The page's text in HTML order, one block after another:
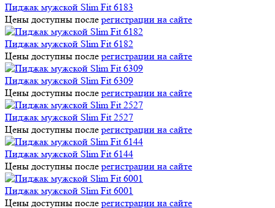
Пиджак мужской Slim Fit 6183
Цены доступны после регистрации на сайте
Пиджак мужской Slim Fit 6182
Цены доступны после регистрации на сайте
Пиджак мужской Slim Fit 6309
Цены доступны после регистрации на сайте
Пиджак мужской Slim Fit 2527
Цены доступны после регистрации на сайте
Пиджак мужской Slim Fit 6144
Цены доступны после регистрации на сайте
Пиджак мужской Slim Fit 6001
Цены доступны после регистрации на сайте